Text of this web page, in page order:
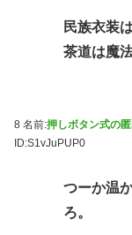
民族衣装
茶道は魔
8 名前:押しボタン式の
ID:S1vJuPUP0
つーか温
ろ。